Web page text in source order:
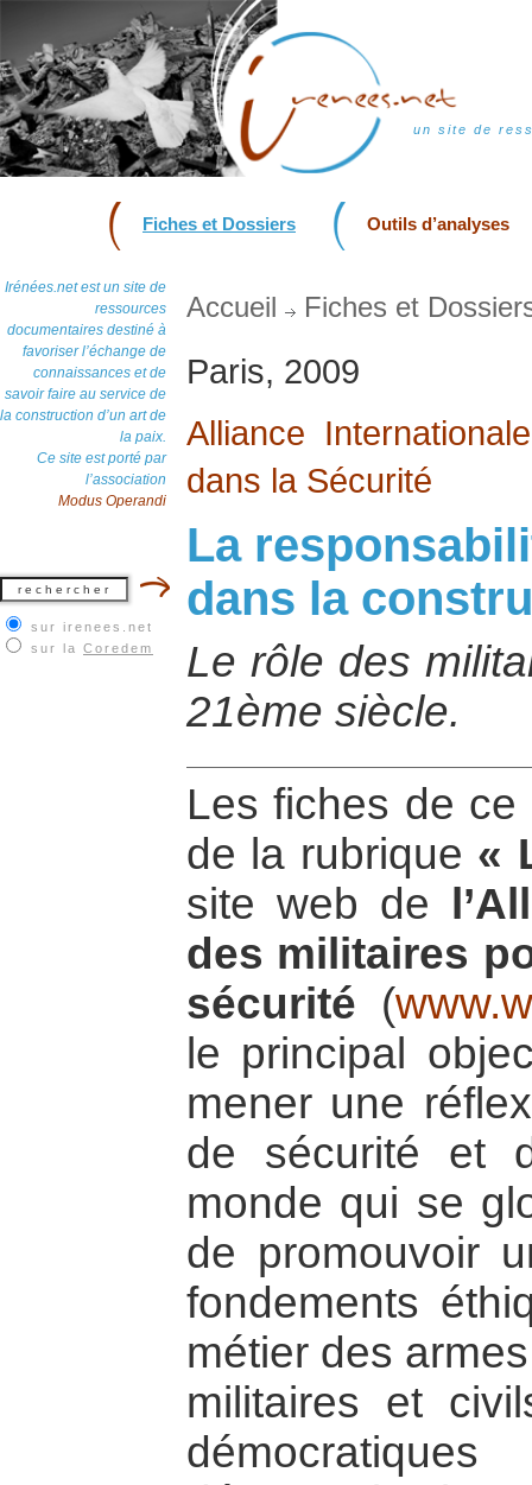
un site de
Fiches et Dossiers Outils d’analyses
Irénées.net est un site de
ressources
documentaires destiné à
favoriser l’échange de
connaissances et de
savoir faire au service de
la construction d’un art de
la paix.
Ce site est porté par
l’association
Modus Operandi
sur irenees.net
sur la Coredem
Accueil Fiches et
Paris, 2009
Alliance
dans la Sécurité
La
dans la
Le rôle des
21ème siècle.
Les fiches de
de la rubrique «
site web de
des militaires
sécurité (
le principal
mener une
de sécurité et
monde qui se
de promouvoir
fondements
métier des
militaires et